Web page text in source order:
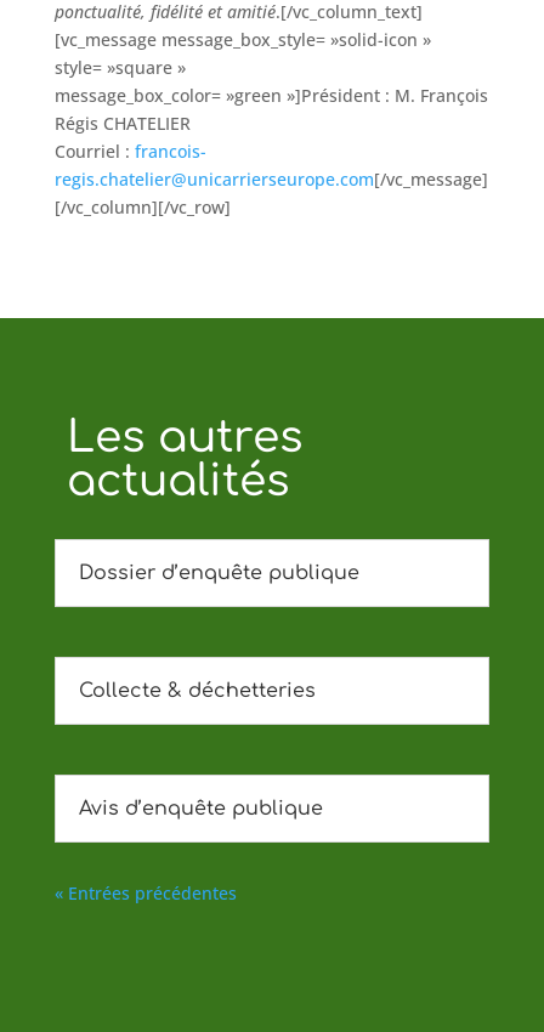
ponctualité, fidélité et amitié.[/vc_column_text]
[vc_message message_box_style= »solid-icon »
style= »square »
message_box_color= »green »]Président : M. François
Régis CHATELIER
Courriel : francois-
regis.chatelier@unicarrierseurope.com[/vc_message]
[/vc_column][/vc_row]
Les autres
actualités
Dossier d’enquête publique
Collecte & déchetteries
Avis d’enquête publique
« Entrées précédentes